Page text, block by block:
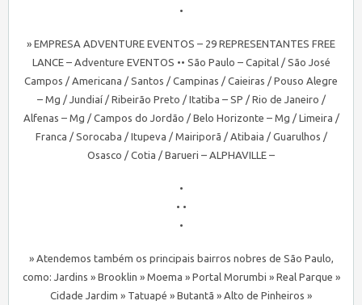
•
» EMPRESA ADVENTURE EVENTOS – 29 REPRESENTANTES FREE
LANCE – Adventure EVENTOS •• São Paulo – Capital / São José
Campos / Americana / Santos / Campinas / Caieiras / Pouso Alegre
– Mg / Jundiaí / Ribeirão Preto / Itatiba – SP / Rio de Janeiro /
Alfenas – Mg / Campos do Jordão / Belo Horizonte – Mg / Limeira /
Franca / Sorocaba / Itupeva / Mairiporã / Atibaia / Guarulhos /
Osasco / Cotia / Barueri – ALPHAVILLE –
•
• •
•
» Atendemos também os principais bairros nobres de São Paulo,
como: Jardins » Brooklin » Moema » Portal Morumbi » Real Parque »
Cidade Jardim » Tatuapé » Butantã » Alto de Pinheiros »